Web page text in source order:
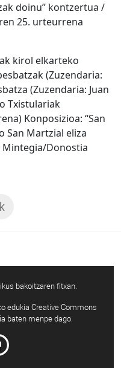
doinu” kontzertua /
25. urteurrena
kirol elkarteko
(Zuzendaria:
(Zuzendaria: Juan
Txistulariak
Konposizioa: “San
San Martzial eliza
Donostia
bakoitzaren fitxan.
edukia Creative Commons
baten menpe dago.